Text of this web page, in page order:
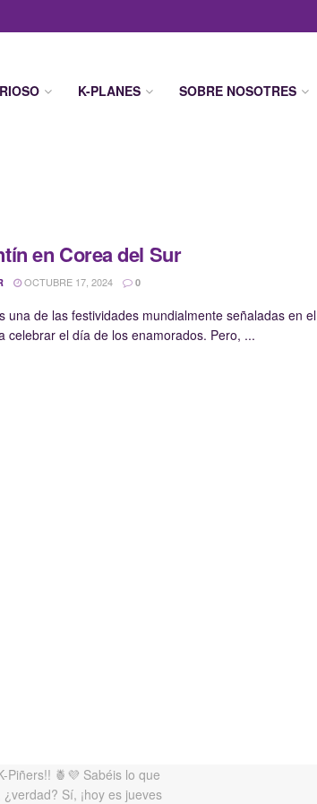
K-PLANES SOBRE NOSOTRES
en Corea del Sur
OCTUBRE 17, 2024 0
una de las festividades mundialmente señaladas en el
celebrar el día de los enamorados. Pero, ...